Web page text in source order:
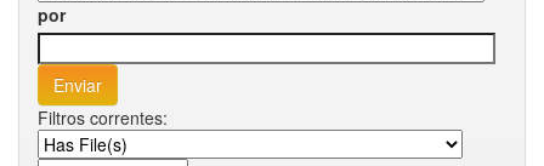
por
Filtros correntes: